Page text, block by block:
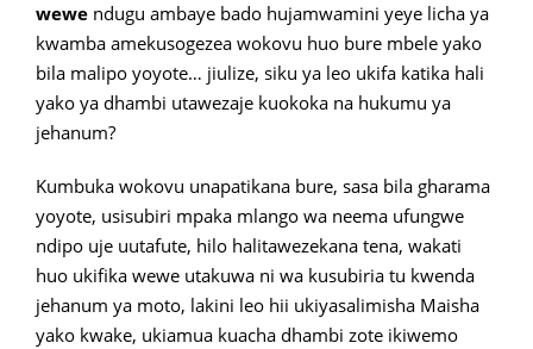
wewe ndugu ambaye bado hujamwamini yeye licha ya
kwamba amekusogezea wokovu huo bure mbele yako
bila malipo yoyote… jiulize, siku ya leo ukifa katika hali
yako ya dhambi utawezaje kuokoka na hukumu ya
jehanum?
Kumbuka wokovu unapatikana bure, sasa bila gharama
yoyote, usisubiri mpaka mlango wa neema ufungwe
ndipo uje uutafute, hilo halitawezekana tena, wakati
huo ukifika wewe utakuwa ni wa kusubiria tu kwenda
jehanum ya moto, lakini leo hii ukiyasalimisha Maisha
yako kwake, ukiamua kuacha dhambi zote ikiwemo